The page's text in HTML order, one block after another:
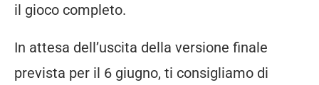
il gioco completo.
In attesa dell’uscita della versione finale
prevista per il 6 giugno, ti consigliamo di